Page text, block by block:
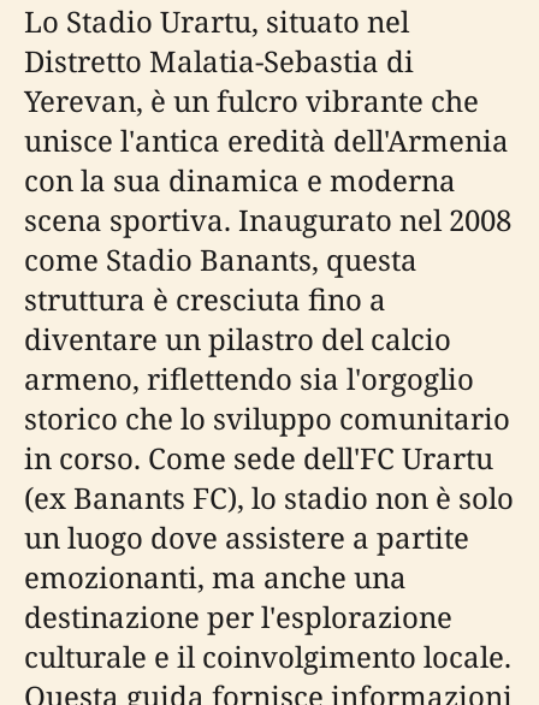
Lo Stadio Urartu, situato nel
Distretto Malatia-Sebastia di
Yerevan, è un fulcro vibrante che
unisce l'antica eredità dell'Armenia
con la sua dinamica e moderna
scena sportiva. Inaugurato nel 2008
come Stadio Banants, questa
struttura è cresciuta fino a
diventare un pilastro del calcio
armeno, riflettendo sia l'orgoglio
storico che lo sviluppo comunitario
in corso. Come sede dell'FC Urartu
(ex Banants FC), lo stadio non è solo
un luogo dove assistere a partite
emozionanti, ma anche una
destinazione per l'esplorazione
culturale e il coinvolgimento locale.
Questa guida fornisce informazioni